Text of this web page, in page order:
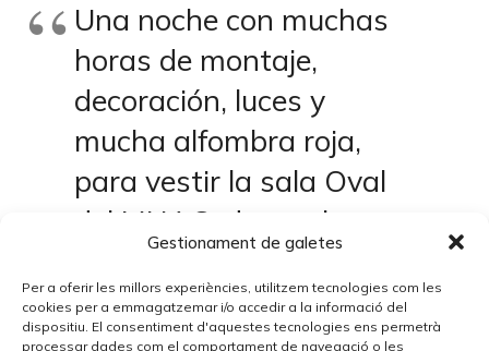
Gestionament de galetes
Per a oferir les millors experiències, utilitzem tecnologies com les
cookies per a emmagatzemar i/o accedir a la informació del
dispositiu. El consentiment d'aquestes tecnologies ens permetrà
processar dades com el comportament de navegació o les
Una noche con muchas
horas de montaje,
decoración, luces y
mucha alfombra roja,
para vestir la sala Oval
del MNAC, de mucho
glamour, celebridades,
gastronomía, música y
sobretodo solidaridad.